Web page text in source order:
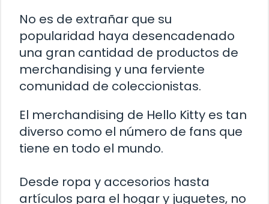
No es de extrañar que su
popularidad haya desencadenado
una gran cantidad de productos de
merchandising y una ferviente
comunidad de coleccionistas.
El merchandising de Hello Kitty es tan
diverso como el número de fans que
tiene en todo el mundo.
Desde ropa y accesorios hasta
artículos para el hogar y juguetes, no